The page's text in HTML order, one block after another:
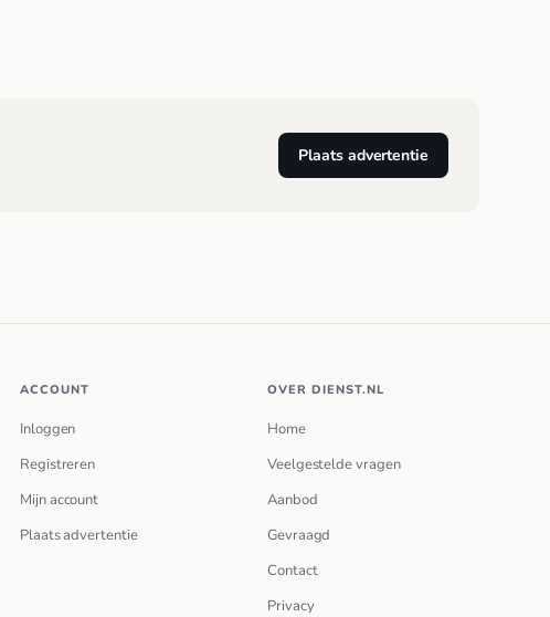
Plaats advertentie
ACCOUNT
Inloggen
Registreren
Mijn account
Plaats advertentie
OVER DIENST.NL
Home
Veelgestelde vragen
Aanbod
Gevraagd
Contact
Privacy